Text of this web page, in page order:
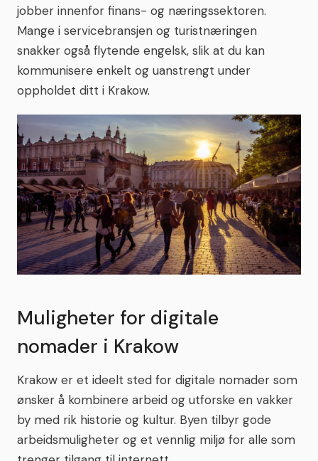
jobber innenfor finans- og næringssektoren.
Mange i servicebransjen og turistnæringen
snakker også flytende engelsk, slik at du kan
kommunisere enkelt og uanstrengt under
oppholdet ditt i Krakow.
Muligheter for digitale
nomader i Krakow
Krakow er et ideelt sted for digitale nomader som
ønsker å kombinere arbeid og utforske en vakker
by med rik historie og kultur. Byen tilbyr gode
arbeidsmuligheter og et vennlig miljø for alle som